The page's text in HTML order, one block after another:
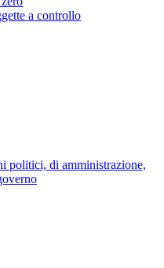
a controllo
politici, di amministrazione,